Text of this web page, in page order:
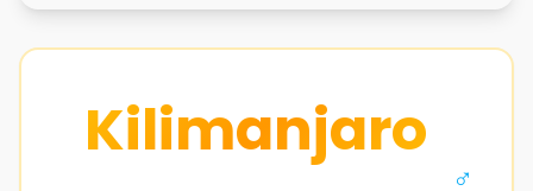
Kilimanjaro
♂